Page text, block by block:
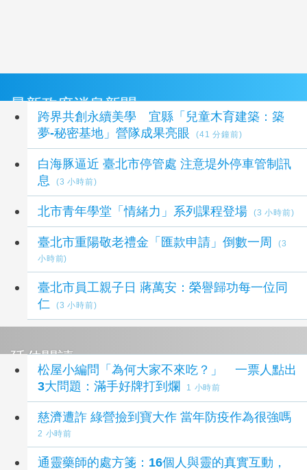
最新政府消息新聞
跨界共創永續美學 宜縣「兒童木育建築：築
夢-秘密基地」營隊成果亮眼
(41 分鐘前)
白海豚逼近 臺北市停管處 注意堤外停車管制訊
息
(3 小時前)
北市青年學堂「情緒力」系列課程登場 (3 小時前)
臺北市重陽敬老禮金「匯款申請」倒數一周
(3
小時前)
臺北市員工親子日 蔣萬安：榮譽歸功每一位同
仁
(3 小時前)
延伸閱讀
松屋小編問「為何大家不來吃？」 一票人點出
3大問題：滿手好牌打到爛
1 小時前
慈濟遭詐 綠營撿到寶大作 當年防疫作為很強嗎
2 小時前
通靈藥師的處方箋：16個人與靈的真實互動，